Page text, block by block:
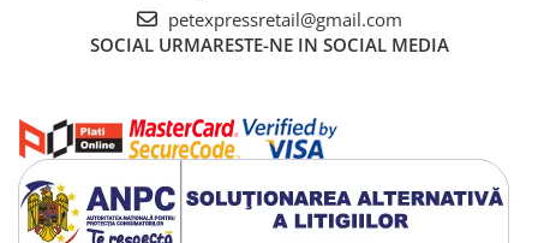
petexpressretail@gmail.com
SOCIAL URMARESTE-NE IN SOCIAL MEDIA